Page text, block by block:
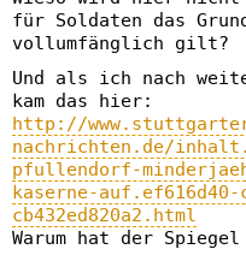
für Soldaten das
vollumfänglich gilt?
Und als ich nach
kam das hier:
http://
nachrichten.de/
pfullendorf-
kaserne-auf.ef616d40-
cb432ed820a2.html
Warum hat der Spiegel